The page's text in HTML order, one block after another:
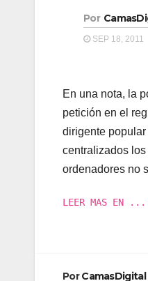
Por
SEP 18, 2011
En una nota, la
petición en el
dirigente
centralizados
ordenadores no
LEER MAS EN ...
PorCamasDigital